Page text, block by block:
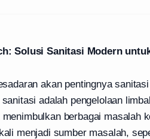
Solusi Sanitasi Modern
akan pentingnya
adalah pengelolaan
menimbulkan berbagai masalah
menjadi sumber masalah,